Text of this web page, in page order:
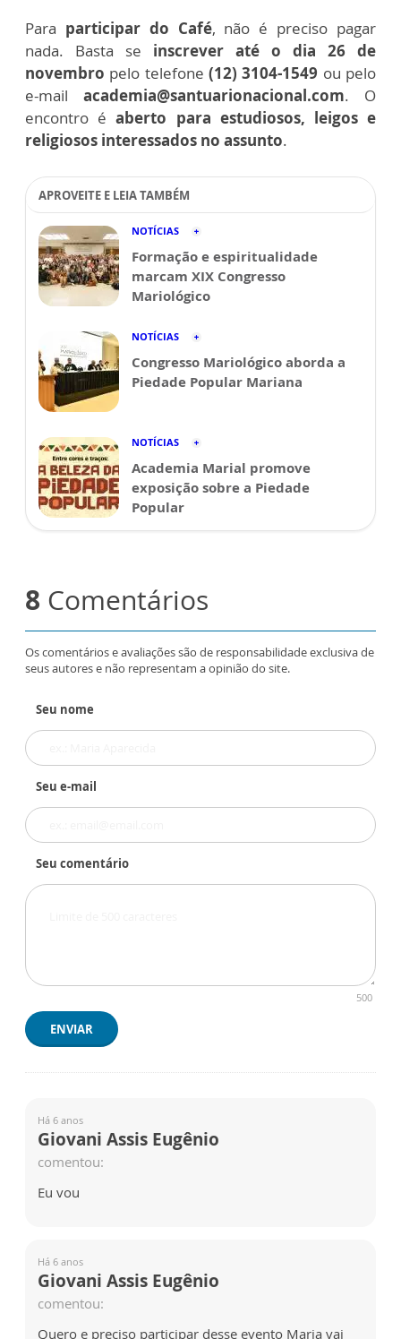
Para participar do Café, não é preciso pagar
nada. Basta se inscrever até o dia 26 de
novembro pelo telefone (12) 3104-1549 ou pelo
e-mail academia@santuarionacional.com. O
encontro éaberto para estudiosos, leigos e
religiosos interessados no assunto.
APROVEITE E LEIA TAMBÉM
NOTÍCIAS
Formação e espiritualidade
marcam XIX Congresso
Mariológico
NOTÍCIAS
Congresso Mariológico aborda a
Piedade Popular Mariana
NOTÍCIAS
Academia Marial promove
exposição sobre a Piedade
Popular
8 Comentários
Os comentários e avaliações são de responsabilidade exclusiva de
seus autores e não representam a opinião do site.
Seu nome
Seu e-mail
Seu comentário
500
ENVIAR
Há 6 anos
Giovani Assis Eugênio
comentou:
Eu vou
Há 6 anos
Giovani Assis Eugênio
comentou:
Quero e preciso participar desse evento Maria vai